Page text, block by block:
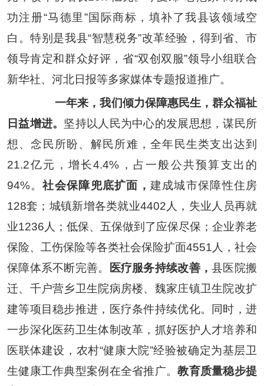
功注册“马德里”国际商标，填补了我县该领域空
白。特别是我县“智慧税务”改革经验，得到省、市
领导肯定和群众好评，省“双创双服”领导小组联合
新华社、河北日报等多家媒体专题报道推广。
一年来，我们倾力保障惠民生，群众福祉
日益增进。 坚持以人民为中心的发展思想，谋民所
想、念民所盼、解民所难，全年民生类支出达到
21.2亿元，增长4.4% ，占一般公共预算支出的
94%。社会保障兜底扩面， 建成城市保障性住房
128套；城镇新增各类就业4402 人，失业人员再就
业1236 人；低保、五保做到了应保尽保；企业养老
保险、工伤保险等各类社会保险扩面4551 人，社会
保障体系不断完善。
医疗服务持续改善，县医院搬
迁、千户营乡卫生院病房楼、魏家庄镇卫生院改扩
建等项目稳步推进，医疗条件持续优化。同时，进
一步深化医药卫生体制改革，抓好医护人才培养和
医联体建设，农村“健康大院”经验被确定为基层卫
生健康工作典型案例在全省推广。教育质量稳步提